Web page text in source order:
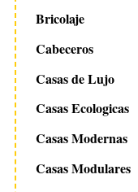
Bricolaje
Cabeceros
Casas de Lujo
Casas Ecologicas
Casas Modernas
Casas Modulares